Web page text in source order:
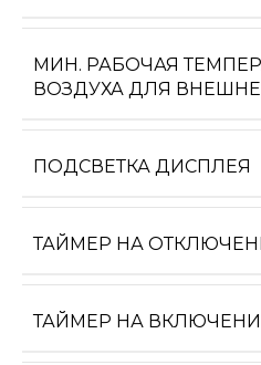
МИН. РАБОЧАЯ
ВОЗДУХА ДЛЯ
ПОДСВЕТКА ДИСПЛЕЯ
ТАЙМЕР НА
ТАЙМЕР НА